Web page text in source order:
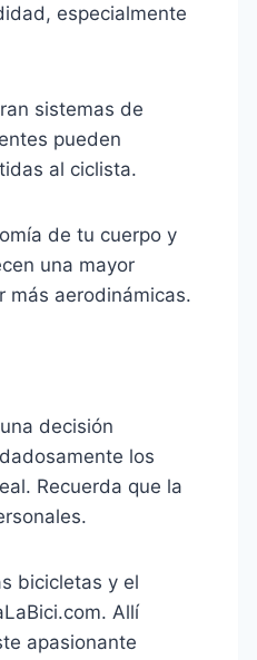
especialmente
sistemas de
pueden
al ciclista.
de tu cuerpo y
una mayor
más aerodinámicas.
decisión
los
Recuerda que la
bicicletas y el
Allí
apasionante